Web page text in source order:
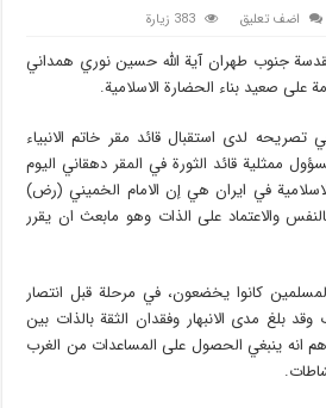
اضف تعليق 383 زيارة
جنوب طهران آية الله حسين نوري همداني
صعيد بناء الحضارة الاسلامية.
تصريحه لدى استقبال قائد مقر خاتم الانبياء
ممثلية قائد الثورة في المقر دهقاني اليوم
في ايران هي إن الامام الخميني (رض)
والاعتماد على الذات وهو مابعث ان يقرر
كانوا يخضعون، في مرحلة قبل انتصار
وقد بلغ مدى الانبهار وفقدان الثقة بالذات بين
انه ينبغي الحصول على المساعدات من الغرب